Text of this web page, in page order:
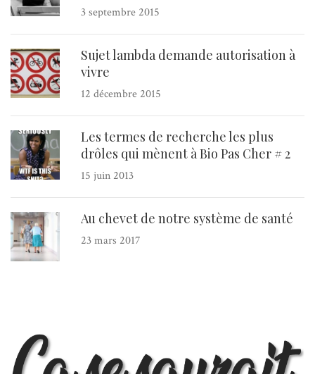
3 septembre 2015
Sujet lambda demande autorisation à
vivre
12 décembre 2015
Les termes de recherche les plus
drôles qui mènent à Bio Pas Cher # 2
15 juin 2013
Au chevet de notre système de santé
23 mars 2017